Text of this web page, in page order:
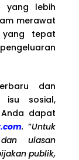
yang lebih
merawat
yang tepat
dan
isu sosial,
dapat
.“Untuk
ulasan
publik,